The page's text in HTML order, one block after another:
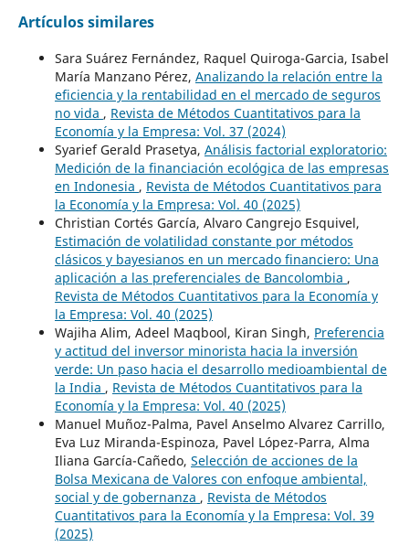
Artículos similares
Sara Suárez Fernández, Raquel Quiroga-Garcia, Isabel
María Manzano Pérez, Analizando la relación entre la
eficiencia y la rentabilidad en el mercado de seguros
no vida , Revista de Métodos Cuantitativos para la
Economía y la Empresa: Vol. 37 (2024)
Syarief Gerald Prasetya, Análisis factorial exploratorio:
Medición de la financiación ecológica de las empresas
en Indonesia , Revista de Métodos Cuantitativos para
la Economía y la Empresa: Vol. 40 (2025)
Christian Cortés García, Alvaro Cangrejo Esquivel,
Estimación de volatilidad constante por métodos
clásicos y bayesianos en un mercado financiero: Una
aplicación a las preferenciales de Bancolombia ,
Revista de Métodos Cuantitativos para la Economía y
la Empresa: Vol. 40 (2025)
Wajiha Alim, Adeel Maqbool, Kiran Singh, Preferencia
y actitud del inversor minorista hacia la inversión
verde: Un paso hacia el desarrollo medioambiental de
la India , Revista de Métodos Cuantitativos para la
Economía y la Empresa: Vol. 40 (2025)
Manuel Muñoz-Palma, Pavel Anselmo Alvarez Carrillo,
Eva Luz Miranda-Espinoza, Pavel López-Parra, Alma
Iliana García-Cañedo, Selección de acciones de la
Bolsa Mexicana de Valores con enfoque ambiental,
social y de gobernanza , Revista de Métodos
Cuantitativos para la Economía y la Empresa: Vol. 39
(2025)